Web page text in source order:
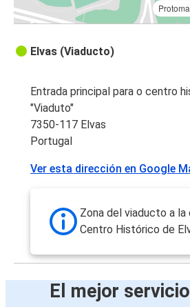
Elvas (Viaducto)
Entrada principal para o centro
"Viaduto"
7350-117 Elvas
Portugal
Ver esta dirección en Google
Zona del viaducto a la
Centro Histórico de
El mejor